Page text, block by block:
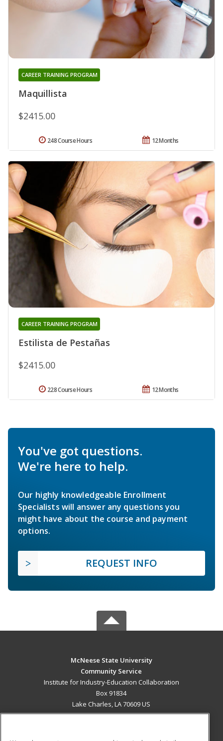
Maquillista
CAREER TRAINING PROGRAM
$2415.00
12 Months
248 Course Hours
Estilista de Pestañas
CAREER TRAINING PROGRAM
$2415.00
12 Months
228 Course Hours
You've got questions.
We're here to help.
Our highly knowledgeable Enrollment
Specialists will answer any questions you
might have about the course and payment
options.
REQUEST INFO
McNeese State University
Community Service
Institute for Industry-Education Collaboration
Box 91834
Lake Charles, LA 70609 US